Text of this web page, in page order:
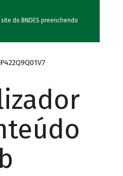
do BNDES preenchendo